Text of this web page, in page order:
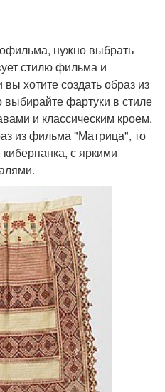
нужно выбрать
стилю фильма и
хотите создать образ из
фартуки в стиле
и классическим кроем.
из фильма "Матрица", то
с яркими